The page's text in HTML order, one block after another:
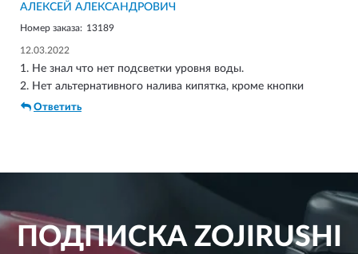
АЛЕКСЕЙ АЛЕКСАНДРОВИЧ
Номер заказа: 13189
12.03.2022
1. Не знал что нет подсветки уровня воды.
2. Нет альтернативного налива кипятка, кроме кнопки
Ответить
ПОДПИСКАZOJIRUSHI